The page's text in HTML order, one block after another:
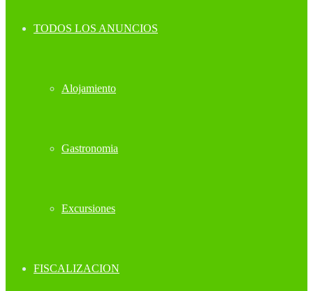
TODOS LOS ANUNCIOS
Alojamiento
Gastronomia
Excursiones
FISCALIZACION